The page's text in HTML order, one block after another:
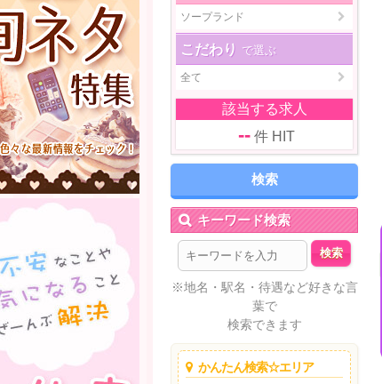
ソープランド
こだわり で選ぶ
全て
該当する求人
-- 件 HIT
キーワード検索
※地名・駅名・待遇など好きな言
葉で
検索できます
かんたん検索☆エリア